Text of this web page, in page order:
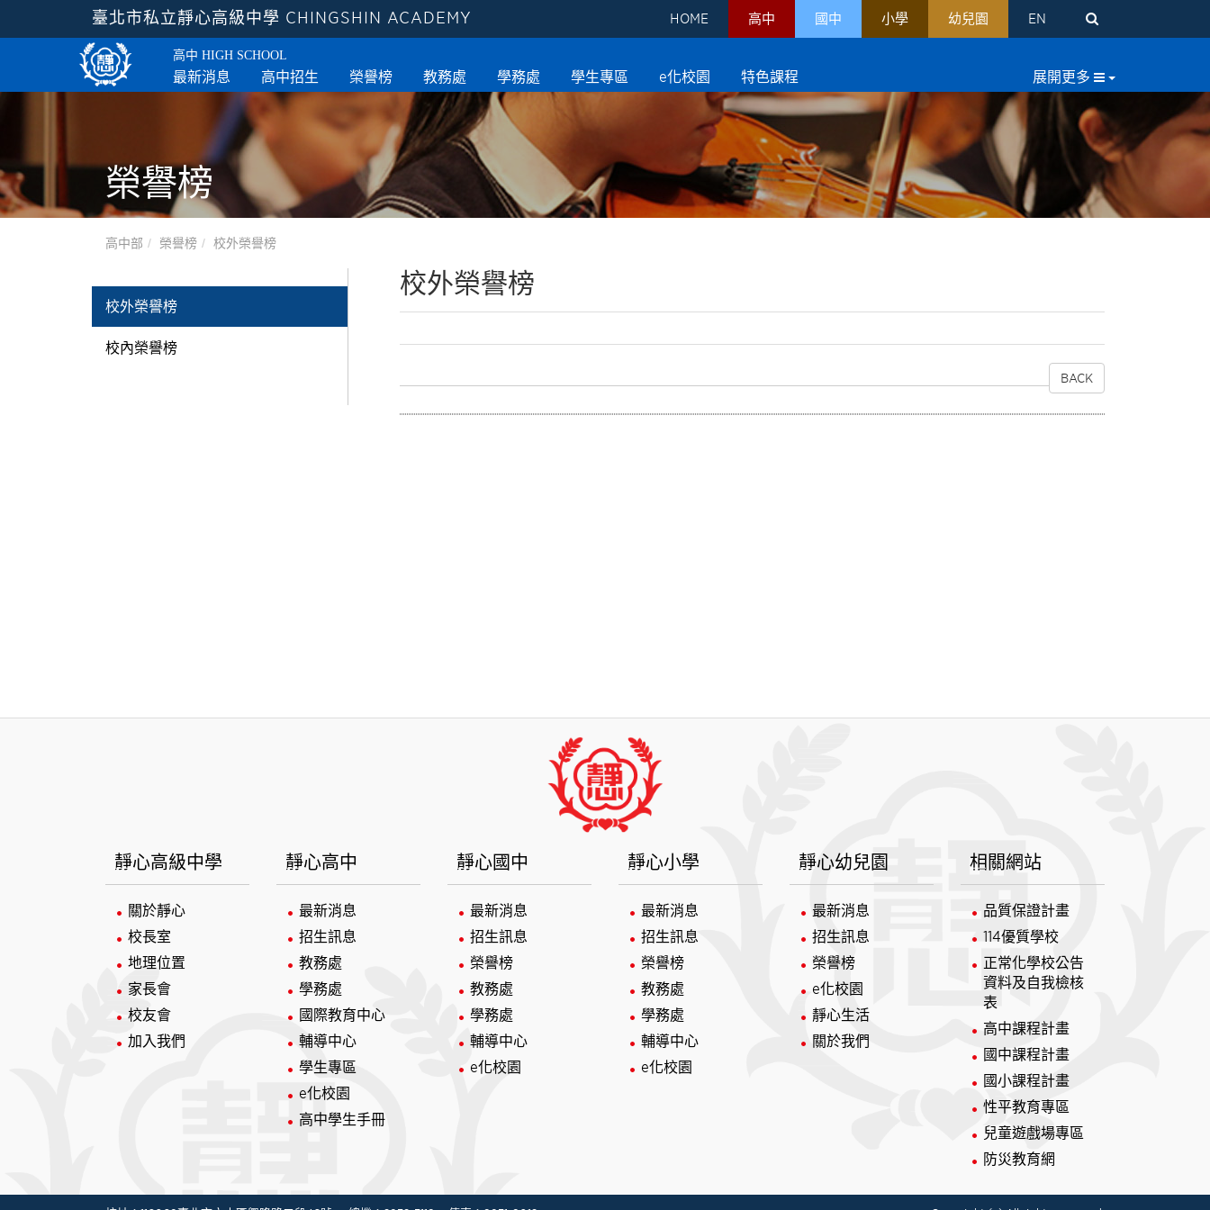
臺北市私立靜心高級中學 CHINGSHIN ACADEMY HOME 高中 國中 小學 幼兒園 EN
高中 HIGH SCHOOL
最新消息 高中招生 榮譽榜 教務處 學務處 學生專區 e化校園 特色課程
榮譽榜
高中部 榮譽榜 校外榮譽榜
校外榮譽榜
校內榮譽榜
校外榮譽榜
BACK
靜心高級中學
關於靜心
校長室
地理位置
家長會
校友會
加入我們
靜心高中
最新消息
招生訊息
教務處
學務處
國際教育中心
輔導中心
學生專區
e化校園
高中學生手冊
靜心國中
最新消息
招生訊息
榮譽榜
教務處
學務處
輔導中心
e化校園
靜心小學
最新消息
招生訊息
榮譽榜
教務處
學務處
輔導中心
e化校園
靜心幼兒園
最新消息
招生訊息
榮譽榜
e化校園
靜心生活
關於我們
相關網站
品質保證計畫
114優質學校
正常化學校公告
資料及自我檢核
表
高中課程計畫
國中課程計畫
國小課程計畫
性平教育專區
兒童遊戲場專區
防災教育網